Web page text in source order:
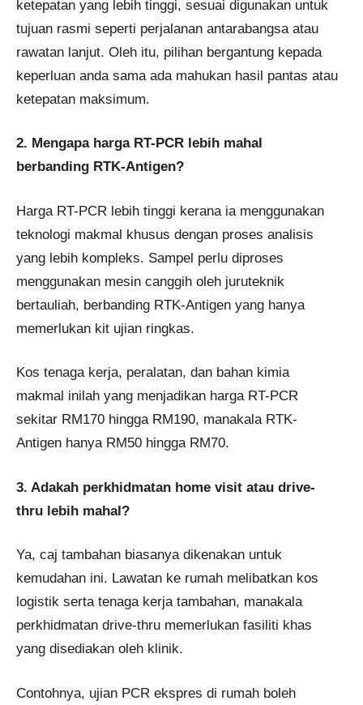
ketepatan yang lebih tinggi, sesuai digunakan untuk
tujuan rasmi seperti perjalanan antarabangsa atau
rawatan lanjut. Oleh itu, pilihan bergantung kepada
keperluan anda sama ada mahukan hasil pantas atau
ketepatan maksimum.
2. Mengapa harga RT-PCR lebih mahal
berbanding RTK-Antigen?
Harga RT-PCR lebih tinggi kerana ia menggunakan
teknologi makmal khusus dengan proses analisis
yang lebih kompleks. Sampel perlu diproses
menggunakan mesin canggih oleh juruteknik
bertauliah, berbanding RTK-Antigen yang hanya
memerlukan kit ujian ringkas.
Kos tenaga kerja, peralatan, dan bahan kimia
makmal inilah yang menjadikan harga RT-PCR
sekitar RM170 hingga RM190, manakala RTK-
Antigen hanya RM50 hingga RM70.
3. Adakah perkhidmatan home visit atau drive-
thru lebih mahal?
Ya, caj tambahan biasanya dikenakan untuk
kemudahan ini. Lawatan ke rumah melibatkan kos
logistik serta tenaga kerja tambahan, manakala
perkhidmatan drive-thru memerlukan fasiliti khas
yang disediakan oleh klinik.
Contohnya, ujian PCR ekspres di rumah boleh